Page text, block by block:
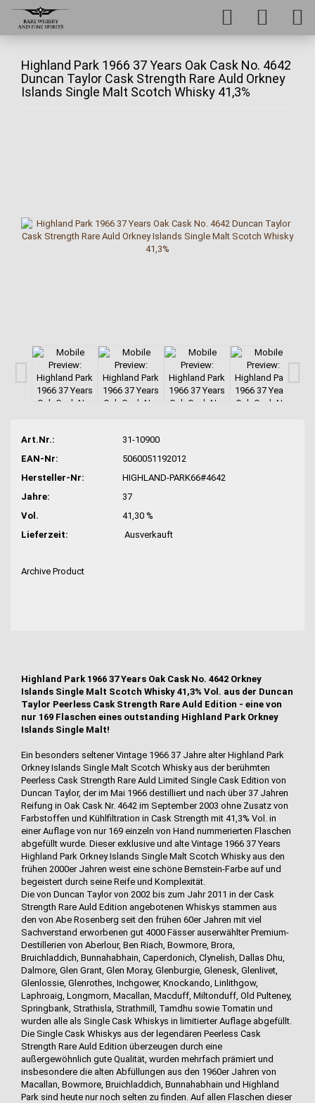
Highland Park 1966 37 Years Oak Cask No. 4642
Duncan Taylor Cask Strength Rare Auld Orkney
Islands Single Malt Scotch Whisky 41,3%
Art.Nr.:
31-10900
EAN-Nr:
5060051192012
Hersteller-Nr:
HIGHLAND-PARK66#4642
Jahre:
37
Vol.
41,30 %
Lieferzeit:
Ausverkauft
Archive Product
Highland Park 1966 37 Years Oak Cask No. 4642 Orkney
Islands Single Malt Scotch Whisky 41,3% Vol. aus der Duncan
Taylor Peerless Cask Strength Rare Auld Edition - eine von
nur 169 Flaschen eines outstanding Highland Park Orkney
Islands Single Malt!
Ein besonders seltener Vintage 1966 37 Jahre alter Highland Park
Orkney Islands Single Malt Scotch Whisky aus der berühmten
Peerless Cask Strength Rare Auld Limited Single Cask Edition von
Duncan Taylor, der im Mai 1966 destilliert und nach über 37 Jahren
Reifung in Oak Cask Nr. 4642 im September 2003 ohne Zusatz von
Farbstoffen und Kühlfiltration in Cask Strength mit 41,3% Vol. in
einer Auflage von nur 169 einzeln von Hand nummerierten Flaschen
abgefüllt wurde. Dieser exklusive und alte Vintage 1966 37 Years
Highland Park Orkney Islands Single Malt Scotch Whisky aus den
frühen 2000er Jahren weist eine schöne Bernstein-Farbe auf und
begeistert durch seine Reife und Komplexität.
Die von Duncan Taylor von 2002 bis zum Jahr 2011 in der Cask
Strength Rare Auld Edition angebotenen Whiskys stammen aus
den von Abe Rosenberg seit den frühen 60er Jahren mit viel
Sachverstand erworbenen gut 4000 Fässer auserwählter Premium-
Destillerien von Aberlour, Ben Riach, Bowmore, Brora,
Bruichladdich, Bunnahabhain, Caperdonich, Clynelish, Dallas Dhu,
Dalmore, Glen Grant, Glen Moray, Glenburgie, Glenesk, Glenlivet,
Glenlossie, Glenrothes, Inchgower, Knockando, Linlithgow,
Laphroaig, Longmorn, Macallan, Macduff, Miltonduff, Old Pulteney,
Springbank, Strathisla, Strathmill, Tamdhu sowie Tomatin und
wurden alle als Single Cask Whiskys in limitierter Auflage abgefüllt.
Die Single Cask Whiskys aus der legendären Peerless Cask
Strength Rare Auld Edition überzeugen durch eine
außergewöhnlich gute Qualität, wurden mehrfach prämiert und
insbesondere die alten Abfüllungen aus den 1960er Jahren von
Macallan, Bowmore, Bruichladdich, Bunnahabhain und Highland
Park sind heute nur noch selten zu finden. Auf allen Flaschen dieser